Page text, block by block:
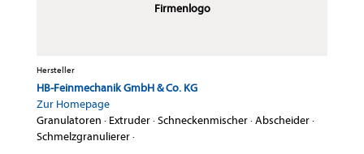
Firmenlogo
Hersteller
HB-Feinmechanik GmbH & Co. KG
Zur Homepage
Granulatoren · Extruder·Schneckenmischer·Abscheider·
Schmelzgranulierer·